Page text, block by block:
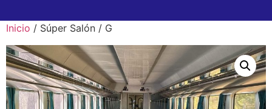
Inicio / Súper Salón / G